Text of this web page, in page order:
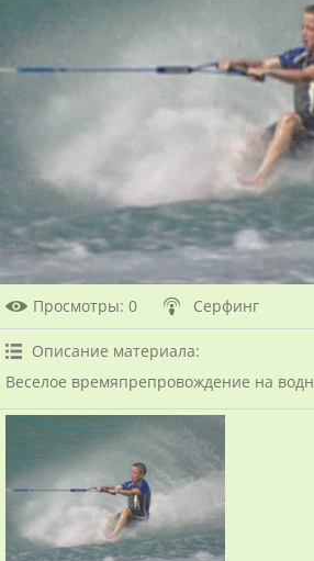
Просмотры: 0 Серфинг
Описание материала:
Веселое времяпрепровождение на